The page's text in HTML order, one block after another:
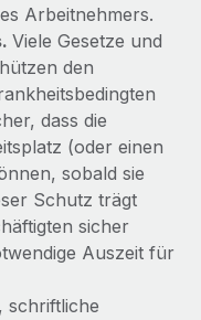
Arbeitnehmers.
Viele Gesetze und
den
dass die
(oder einen
sobald sie
Schutz trägt
sicher
Auszeit für
schriftliche